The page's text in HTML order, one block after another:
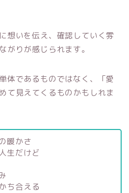
想いを伝え、確認していく雰
がりが感じられます。
体であるものではなく、「愛
て見えてくるものかもしれま
暖かさ
生だけど
合える